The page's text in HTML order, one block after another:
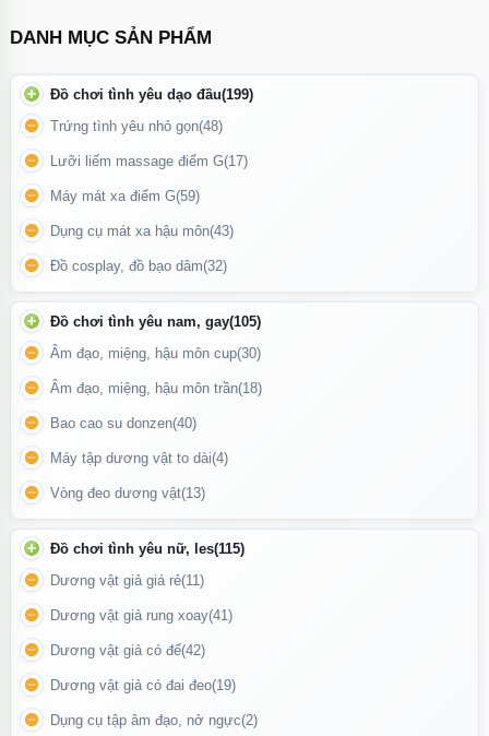
Ốp lưng iPhone 15 Pro Max - Ốp lưng iPhone 15 Pro
Update gần nhất lúc 20:42:46 18/06/2026
DANH MỤC SẢN PHẨM
Đồ chơi tình yêu dạo đầu(199)
Trứng tình yêu nhỏ gọn(48)
Lưỡi liếm massage điểm G(17)
Máy mát xa điểm G(59)
Dụng cụ mát xa hậu môn(43)
Đồ cosplay, đồ bạo dâm(32)
Đồ chơi tình yêu nam, gay(105)
Âm đạo, miệng, hậu môn cup(30)
Âm đạo, miệng, hậu môn trần(18)
Bao cao su donzen(40)
Máy tập dương vật to dài(4)
Vòng đeo dương vật(13)
Đồ chơi tình yêu nữ, les(115)
Dương vật giả giá rẻ(11)
Dương vật giả rung xoay(41)
Dương vật giả có đế(42)
Dương vật giả có đai đeo(19)
Dụng cụ tập âm đạo, nở ngực(2)